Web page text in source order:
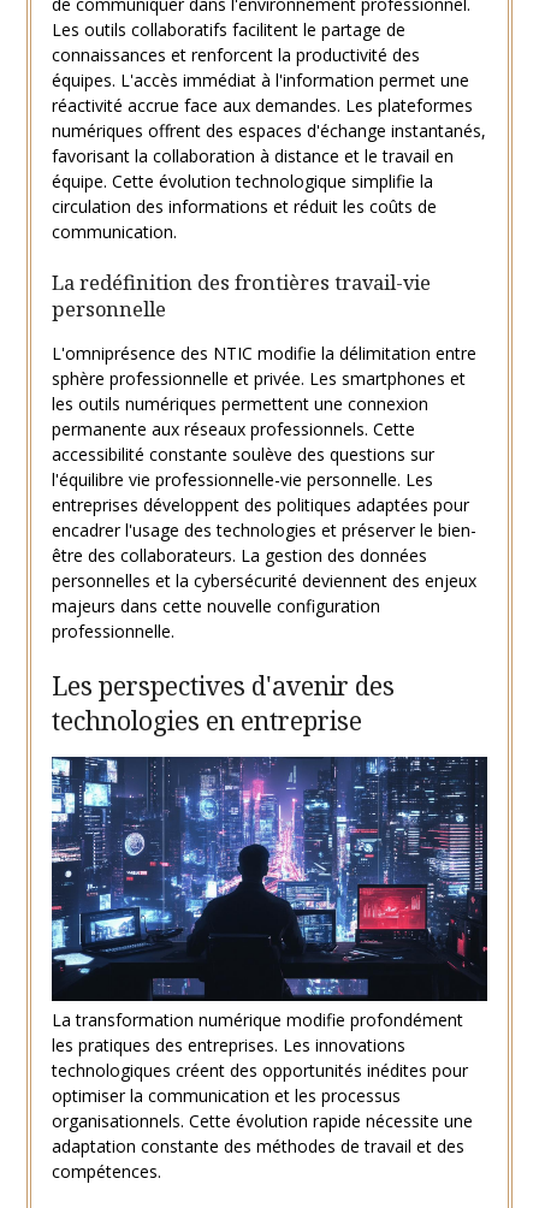
Les outils collaboratifs facilitent le partage de
connaissances et renforcent la productivité des
équipes. L'accès immédiat à l'information permet une
réactivité accrue face aux demandes. Les plateformes
numériques offrent des espaces d'échange instantanés,
favorisant la collaboration à distance et le travail en
équipe. Cette évolution technologique simplifie la
circulation des informations et réduit les coûts de
communication.
La redéfinition des frontières travail-vie
personnelle
L'omniprésence des NTIC modifie la délimitation entre
sphère professionnelle et privée. Les smartphones et
les outils numériques permettent une connexion
permanente aux réseaux professionnels. Cette
accessibilité constante soulève des questions sur
l'équilibre vie professionnelle-vie personnelle. Les
entreprises développent des politiques adaptées pour
encadrer l'usage des technologies et préserver le bien-
être des collaborateurs. La gestion des données
personnelles et la cybersécurité deviennent des enjeux
majeurs dans cette nouvelle configuration
professionnelle.
Les perspectives d'avenir des
technologies en entreprise
La transformation numérique modifie profondément
les pratiques des entreprises. Les innovations
technologiques créent des opportunités inédites pour
optimiser la communication et les processus
organisationnels. Cette évolution rapide nécessite une
adaptation constante des méthodes de travail et des
compétences.